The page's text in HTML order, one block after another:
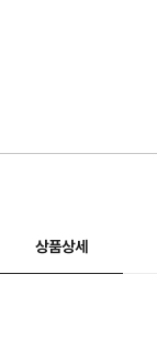
상품상세